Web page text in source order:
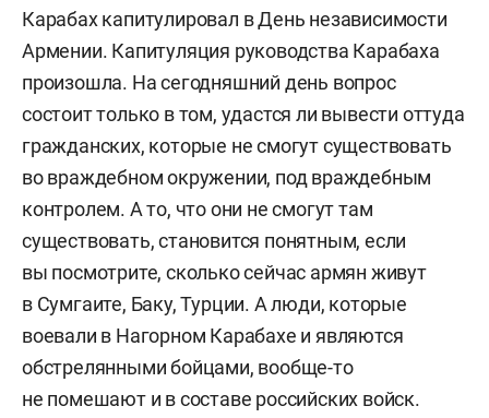
Карабах капитулировал в День независимости
Армении. Капитуляция руководства Карабаха
произошла. На сегодняшний день вопрос
состоит только в том, удастся ли вывести оттуда
гражданских, которые не смогут существовать
во враждебном окружении, под враждебным
контролем. А то, что они не смогут там
существовать, становится понятным, если
вы посмотрите, сколько сейчас армян живут
в Сумгаите, Баку, Турции. А люди, которые
воевали в Нагорном Карабахе и являются
обстрелянными бойцами, вообще-то
не помешают и в составе российских войск.